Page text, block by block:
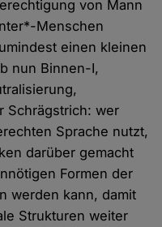
von Mann
Menschen
einen kleinen
nun Binnen-I,
Schrägstrich: wer
Sprache nutzt,
darüber gemacht
Formen der
werden kann, damit
Strukturen weiter